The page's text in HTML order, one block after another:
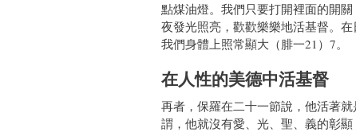
點煤油燈。我們只要打開裡面的開
夜發光照亮，歡歡樂樂地活基督。
我們身體上照常顯大（腓一21）7。
在人性的美德中活基督
再者，保羅在二十一節說，他活著
謂，他就沒有愛、光、聖、義的彰